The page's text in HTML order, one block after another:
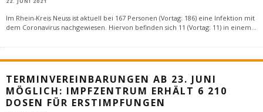
Im Rhein-Kreis Neuss ist aktuell bei 167 Personen (Vortag: 186) eine Infektion mit
dem Coronavirus nachgewiesen. Hiervon befinden sich 11 (Vortag: 11) in einem...
TERMINVEREINBARUNGEN AB 23. JUNI
MÖGLICH: IMPFZENTRUM ERHÄLT 6 210
DOSEN FÜR ERSTIMPFUNGEN